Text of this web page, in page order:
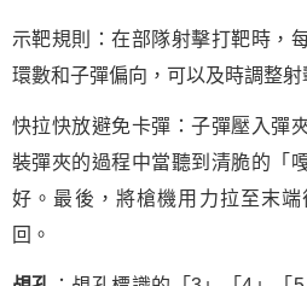
示靶規則：在部隊射擊打靶時，
環數和子彈偏向，可以及時調整射
快拉快放避免卡彈：子彈壓入彈
裝彈夾的過程中當聽到清脆的「
好。最後，將槍機用力拉至末
回。